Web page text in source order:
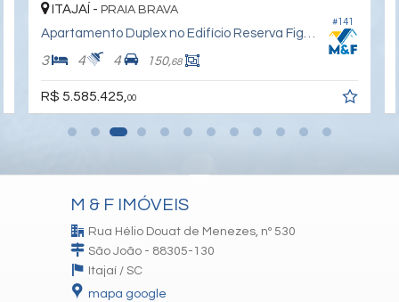
Parede Dupla na face Oeste
Esquadrias premium/gold
Planta com flexibilidade
Churrasqueira a carvão
Vista permanente
Um por andar
#141
ITAJAÍ - PRAIA BRAVA
3 4 4 150,68
R$ 5.585.425, 00
M & F IMÓVEIS
Rua Hélio Douat de Menezes, nº 530
São João - 88305-130
Itajaí / SC
mapa google